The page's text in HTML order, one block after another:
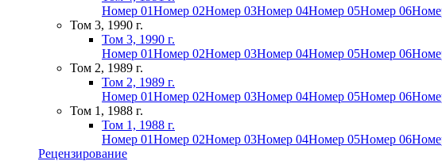
Номер 01Номер 02Номер 03Номер 04Номер 05Номер 06
Том 3, 1990 г.
Том 3, 1990 г.
Номер 01Номер 02Номер 03Номер 04Номер 05Номер 06
Том 2, 1989 г.
Том 2, 1989 г.
Номер 01Номер 02Номер 03Номер 04Номер 05Номер 06
Том 1, 1988 г.
Том 1, 1988 г.
Номер 01Номер 02Номер 03Номер 04Номер 05Номер 06
Рецензирование